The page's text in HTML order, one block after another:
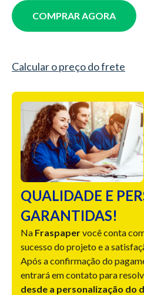
COMPRAR AGORA
Calcular o preço do frete
QUALIDADE E
GARANTIDAS!
Na Fraspapervocê conta
sucesso do projeto e a
Após a confirmação do
entrará em contato para
desde a personalização do